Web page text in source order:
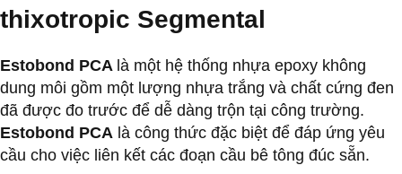
thixotropic Segmental
Estobond PCA là một hệ thống nhựa epoxy không
dung môi gồm một lượng nhựa trắng và chất cứng đen
đã được đo trước để dễ dàng trộn tại công trường.
Estobond PCA là công thức đặc biệt để đáp ứng yêu
cầu cho việc liên kết các đoạn cầu bê tông đúc sẵn.